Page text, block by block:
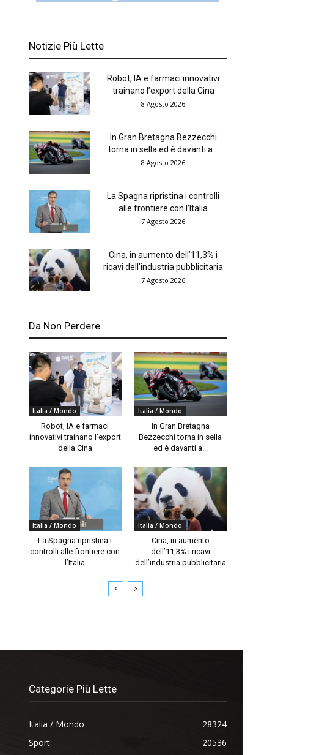
Notizie Più Lette
Robot, IA e farmaci innovativi
trainano l’export della Cina
8 Agosto 2026
In Gran Bretagna Bezzecchi
torna in sella ed è davanti a...
8 Agosto 2026
La Spagna ripristina i controlli
alle frontiere con l’Italia
7 Agosto 2026
Cina, in aumento dell’11,3% i
ricavi dell’industria pubblicitaria
7 Agosto 2026
Da Non Perdere
Italia / Mondo
Robot, IA e farmaci
innovativi trainano l’export
della Cina
Italia / Mondo
In Gran Bretagna
Bezzecchi torna in sella
ed è davanti a...
Italia / Mondo
La Spagna ripristina i
controlli alle frontiere con
l’Italia
Italia / Mondo
Cina, in aumento
dell’11,3% i ricavi
dell’industria pubblicitaria
Categorie Più Lette
Italia / Mondo
28324
Sport
20536